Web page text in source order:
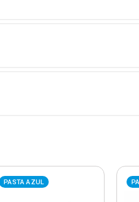
PASTA AZUL